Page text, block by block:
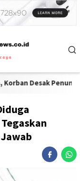
Penuntasan Kode